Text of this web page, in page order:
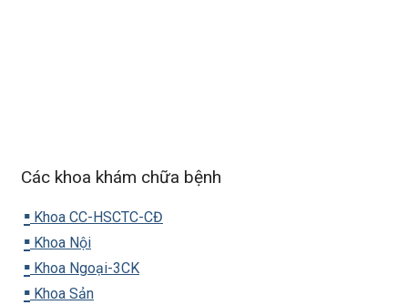
Các khoa khám chữa bệnh
▪️ Khoa CC-HSCTC-CĐ
▪️ Khoa Nội
▪️ Khoa Ngoại-3CK
▪️ Khoa Sản